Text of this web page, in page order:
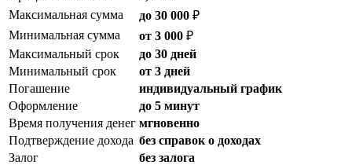
Максимальная сумма
до 30 000 ₽
Минимальная сумма
от 3 000 ₽
Максимальный срок
до 30 дней
Минимальный срок
от 3 дней
Погашение
индивидуальный график
Оформление
до 5 минут
Время получения денег мгновенно
Подтверждение дохода без справок о доходах
Залог
без залога